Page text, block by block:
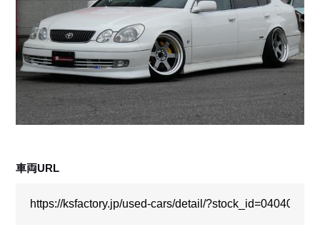
店舗問い合わせ
車両URL